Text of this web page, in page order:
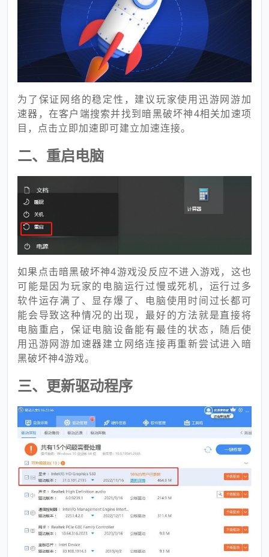
为了保证网络的稳定性，建议玩家使用迅游网游加
速器，在客户端搜索并找到暗黑破坏神4相关加速项
目，点击立即加速即可建立加速连接。
二、重启电脑
如果点击暗黑破坏神4游戏没反应不进入游戏，这也
可能是因为玩家的电脑运行过慢或死机，运行过多
软件运存满了、显存爆了、电脑使用时间过长都可
能会导致这种情况的出现，最好的方法就是直接将
电脑重启，保证电脑设备能有最佳的状态，随后使
用迅游网游加速器建立网络连接再重新尝试进入暗
黑破坏神4游戏。
三、更新驱动程序